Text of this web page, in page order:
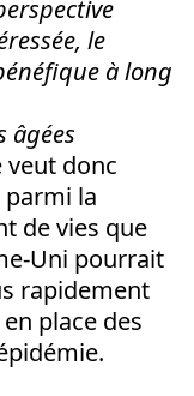
le
à long
âgées
veut donc
parmi la
de vies que
Uni pourrait
rapidement
place des